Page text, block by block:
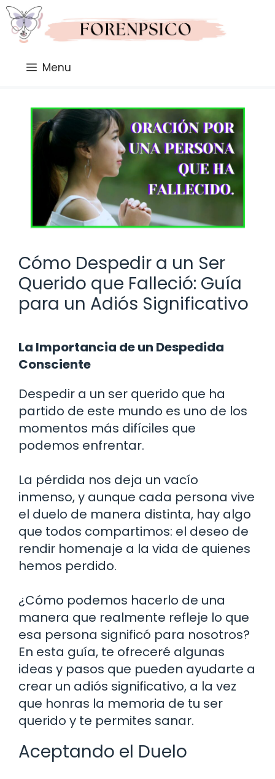
Saltar
al
contenido
Menu
Cómo Despedir a un Ser
Querido que Falleció: Guía
para un Adiós Significativo
La Importancia de un Despedida
Consciente
Despedir a un ser querido que ha
partido de este mundo es uno de los
momentos más difíciles que
podemos enfrentar.
La pérdida nos deja un vacío
inmenso, y aunque cada persona vive
el duelo de manera distinta, hay algo
que todos compartimos: el deseo de
rendir homenaje a la vida de quienes
hemos perdido.
¿Cómo podemos hacerlo de una
manera que realmente refleje lo que
esa persona significó para nosotros?
En esta guía, te ofreceré algunas
ideas y pasos que pueden ayudarte a
crear un adiós significativo, a la vez
que honras la memoria de tu ser
querido y te permites sanar.
Aceptando el Duelo